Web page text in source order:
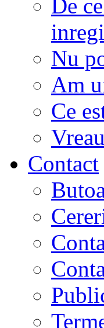
De
Nu
Am
Ce
Contact